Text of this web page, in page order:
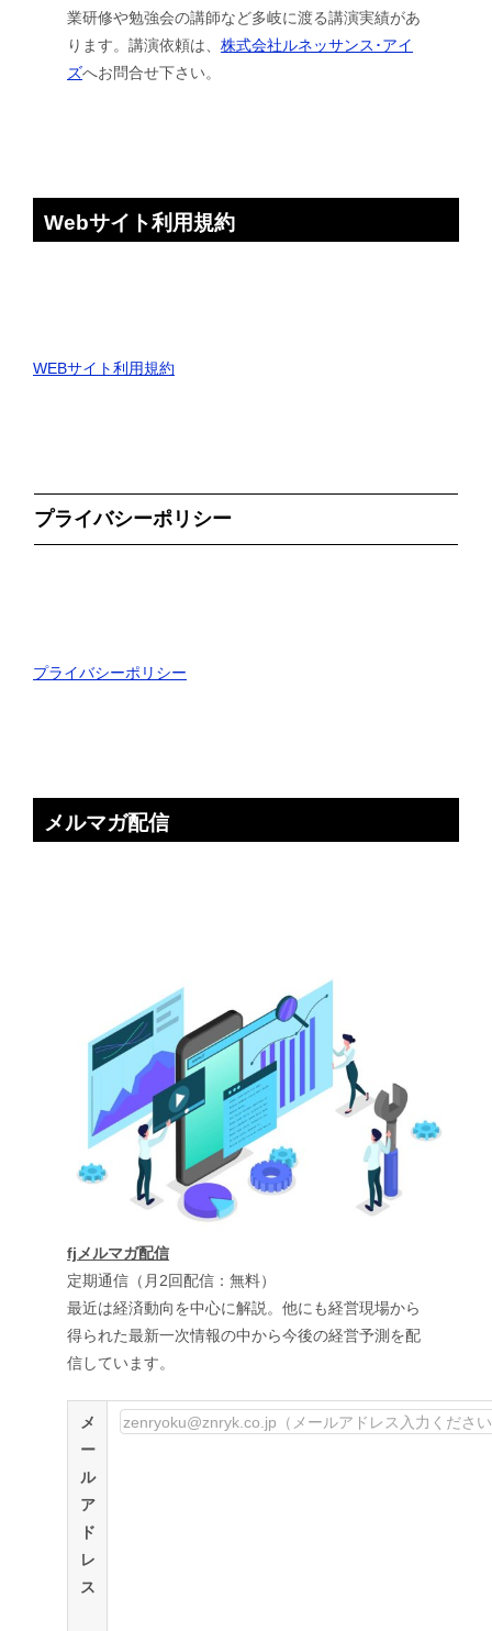
業研修や勉強会の講師など多岐に渡る講演実績があ
ります。講演依頼は、株式会社ルネッサンス･アイ
ズへお問合せ下さい。
Webサイト利用規約
WEBサイト利用規約
プライバシーポリシー
プライバシーポリシー
メルマガ配信
fjメルマガ配信
定期通信（月2回配信：無料）
最近は経済動向を中心に解説。他にも経営現場から
得られた最新一次情報の中から今後の経営予測を配
信しています。
メ
ー
ル
ア
ド
レ
ス